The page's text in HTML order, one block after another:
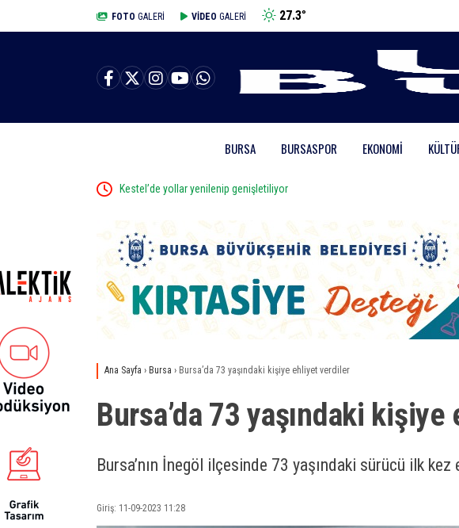
FOTO GALERİ VİDEO GALERİ 27.3°
BURSA BURSASPOR EKONOMI
Kestel’de yollar yenilenip genişletiliyor
Ana Sayfa › Bursa › Bursa’da 73 yaşındaki kişiye ehliyet verdiler
Bursa’da 73 yaşındaki
Bursa’nın İnegöl ilçesinde 73 yaşındaki sürücü ilk kez
Giriş: 11-09-2023 11:28